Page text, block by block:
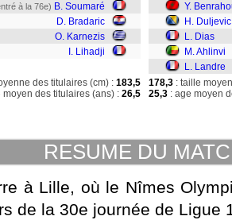
à la 76e) B. Soumaré
D. Bradaric
O. Karnezis
I. Lihadji
Y.
H. Duljevic
L. Dias
M. Ahlinvi
L. Landre
des titulaires (cm) : 183,5
moyen des titulaires (ans) : 26,5
178,3 : taille
25,3 : age moyen
RESUME DU
à Lille, où le Nîmes
de la 30e journée de Ligue